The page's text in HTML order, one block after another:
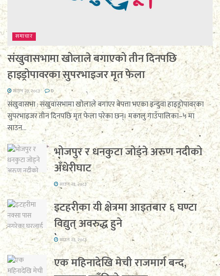
समाचार
संखुवासभामा खोलाले बगाएको तीन दिनपछि
हाइड्रोपावरका सुपरभाइजर मृत फेला
साउन २३, २०८३ 0
संखुवासभा : संखुवासभामा खोलाले बगाएर बेपत्ता भएका इन्दुवा हाइड्रोपावरका
सुपरभाइजर तीन दिनपछि मृत फेला परेका छन्। मकालु गाउँपालिका–५ मा
साउन...
भोजपुर र धनकुटा जोड्ने अरुण नदीको
अँधेरीघाट
साउन २३, २०८३
इटहरीका यी क्षेत्रमा आइतबार ६ घण्टा
विद्युत् अवरुद्ध हुने
साउन २३, २०८३
एक महिनादेखि मेची राजमार्ग बन्द,